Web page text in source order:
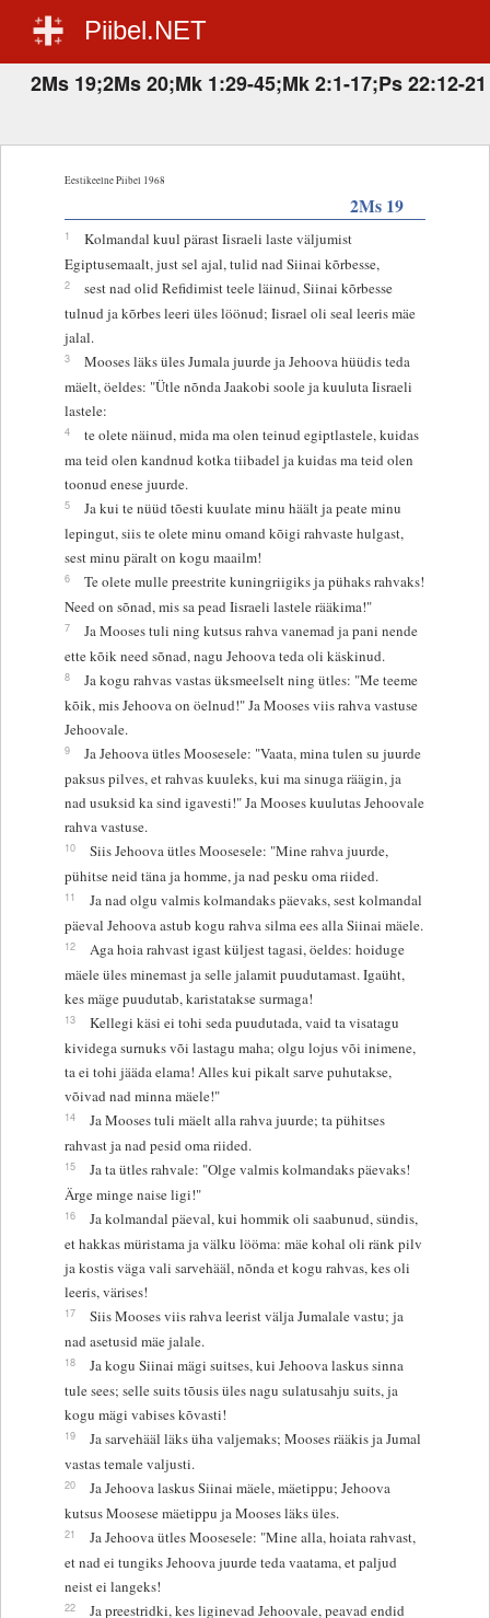
Piibel.NET
2Ms 19;2Ms 20;Mk 1:29-45;Mk 2:1-17;Ps 22:12-21
Eestikeelne Piibel 1968
2Ms 19
1
Kolmandal kuul pärast Iisraeli laste väljumist
Egiptusemaalt, just sel ajal, tulid nad Siinai kõrbesse,
2
sest nad olid Refidimist teele läinud, Siinai kõrbesse
tulnud ja kõrbes leeri üles löönud; Iisrael oli seal leeris mäe
jalal.
3
Mooses läks üles Jumala juurde ja Jehoova hüüdis teda
mäelt, öeldes: "Ütle nõnda Jaakobi soole ja kuuluta Iisraeli
lastele:
4
te olete näinud, mida ma olen teinud egiptlastele, kuidas
ma teid olen kandnud kotka tiibadel ja kuidas ma teid olen
toonud enese juurde.
5
Ja kui te nüüd tõesti kuulate minu häält ja peate minu
lepingut, siis te olete minu omand kõigi rahvaste hulgast,
sest minu päralt on kogu maailm!
6
Te olete mulle preestrite kuningriigiks ja pühaks rahvaks!
Need on sõnad, mis sa pead Iisraeli lastele rääkima!"
7
Ja Mooses tuli ning kutsus rahva vanemad ja pani nende
ette kõik need sõnad, nagu Jehoova teda oli käskinud.
8
Ja kogu rahvas vastas üksmeelselt ning ütles: "Me teeme
kõik, mis Jehoova on öelnud!" Ja Mooses viis rahva vastuse
Jehoovale.
9
Ja Jehoova ütles Moosesele: "Vaata, mina tulen su juurde
paksus pilves, et rahvas kuuleks, kui ma sinuga räägin, ja
nad usuksid ka sind igavesti!" Ja Mooses kuulutas Jehoovale
rahva vastuse.
10
Siis Jehoova ütles Moosesele: "Mine rahva juurde,
pühitse neid täna ja homme, ja nad pesku oma riided.
11
Ja nad olgu valmis kolmandaks päevaks, sest kolmandal
päeval Jehoova astub kogu rahva silma ees alla Siinai mäele.
12
Aga hoia rahvast igast küljest tagasi, öeldes: hoiduge
mäele üles minemast ja selle jalamit puudutamast. Igaüht,
kes mäge puudutab, karistatakse surmaga!
13
Kellegi käsi ei tohi seda puudutada, vaid ta visatagu
kividega surnuks või lastagu maha; olgu lojus või inimene,
ta ei tohi jääda elama! Alles kui pikalt sarve puhutakse,
võivad nad minna mäele!"
14
Ja Mooses tuli mäelt alla rahva juurde; ta pühitses
rahvast ja nad pesid oma riided.
15
Ja ta ütles rahvale: "Olge valmis kolmandaks päevaks!
Ärge minge naise ligi!"
16
Ja kolmandal päeval, kui hommik oli saabunud, sündis,
et hakkas müristama ja välku lööma: mäe kohal oli ränk pilv
ja kostis väga vali sarvehääl, nõnda et kogu rahvas, kes oli
leeris, värises!
17
Siis Mooses viis rahva leerist välja Jumalale vastu; ja
nad asetusid mäe jalale.
18
Ja kogu Siinai mägi suitses, kui Jehoova laskus sinna
tule sees; selle suits tõusis üles nagu sulatusahju suits, ja
kogu mägi vabises kõvasti!
19
Ja sarvehääl läks üha valjemaks; Mooses rääkis ja Jumal
vastas temale valjusti.
20
Ja Jehoova laskus Siinai mäele, mäetippu; Jehoova
kutsus Moosese mäetippu ja Mooses läks üles.
21
Ja Jehoova ütles Moosesele: "Mine alla, hoiata rahvast,
et nad ei tungiks Jehoova juurde teda vaatama, et paljud
neist ei langeks!
22
Ja preestridki, kes liginevad Jehoovale, peavad endid